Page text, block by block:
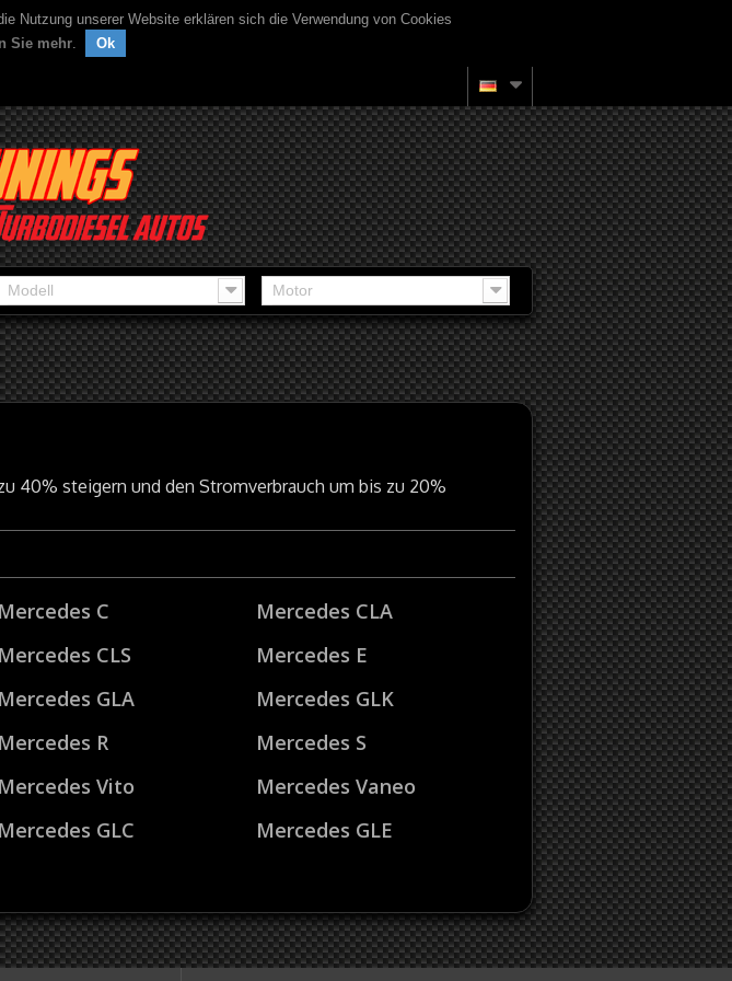
Nutzung unserer Website erklären sich die Verwendung von Cookies
Sie mehr. Ok
Modell Motor
40% steigern und den Stromverbrauch um bis zu 20%
Mercedes C
Mercedes CLA
Mercedes CLS
Mercedes E
Mercedes GLA
Mercedes GLK
Mercedes R
Mercedes S
Mercedes Vito
Mercedes Vaneo
Mercedes GLC
Mercedes GLE